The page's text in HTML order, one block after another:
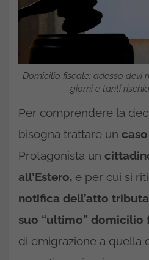
Domicilio fiscale: adesso devi
giorni e tanti
Per comprendere la
bisogna trattare un
Protagonista un
all’Estero, e per cui si
notifica dell’atto
suo “ultimo” domicilio
di emigrazione a quella